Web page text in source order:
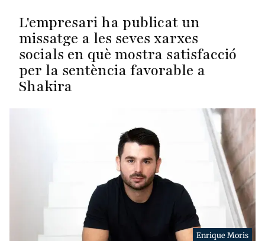
L'empresari ha publicat un
missatge a les seves xarxes
socials en què mostra satisfacció
per la sentència favorable a
Shakira
Enrique Moris